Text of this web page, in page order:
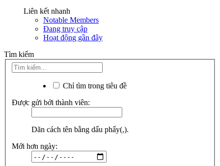
Liên kết nhanh
Notable Members
Đang truy cập
Hoạt động gần đây
Tìm kiếm
Chỉ tìm trong tiêu đề
Được gửi bởi thành viên:
Dãn cách tên bằng dấu phẩy(,).
Mới hơn ngày: